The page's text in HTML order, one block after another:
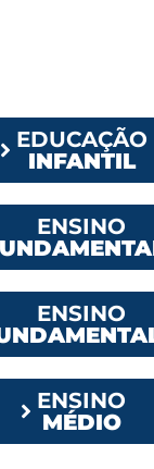
EDUCAÇÃO
INFANTIL
ENSINO
ENSINO
ENSINO
MÉDIO